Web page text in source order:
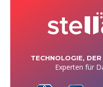
TECHNOLOGIE,
Experten für